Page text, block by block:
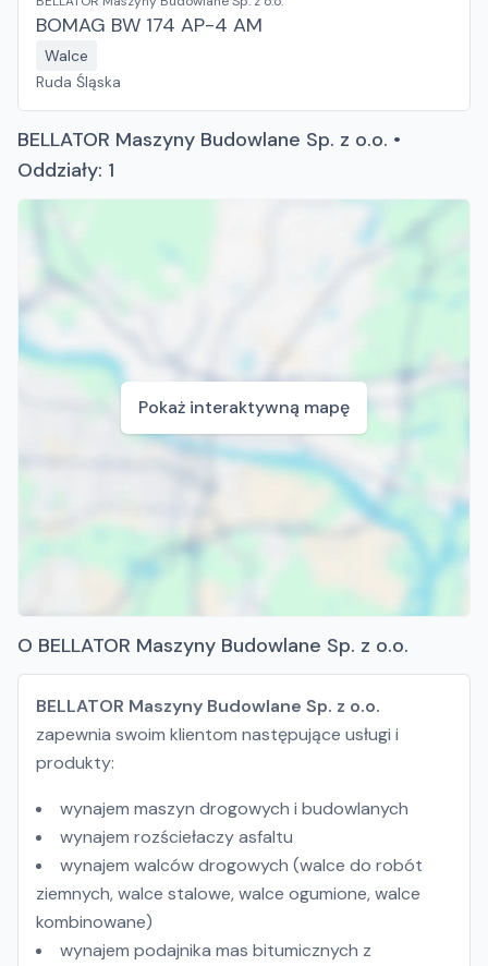
BOMAG BW 174 AP-4 AM
Walce
Ruda Śląska
BELLATOR Maszyny Budowlane Sp. z o.o. •
Oddziały: 1
Pokaż interaktywną mapę
O BELLATOR Maszyny Budowlane Sp. z o.o.
BELLATOR Maszyny Budowlane Sp. z o.o.
zapewnia swoim klientom następujące usługi i
produkty:
wynajem maszyn drogowych i budowlanych
wynajem rozściełaczy asfaltu
wynajem walców drogowych (walce do robót
ziemnych, walce stalowe, walce ogumione, walce
kombinowane)
wynajem podajnika mas bitumicznych z